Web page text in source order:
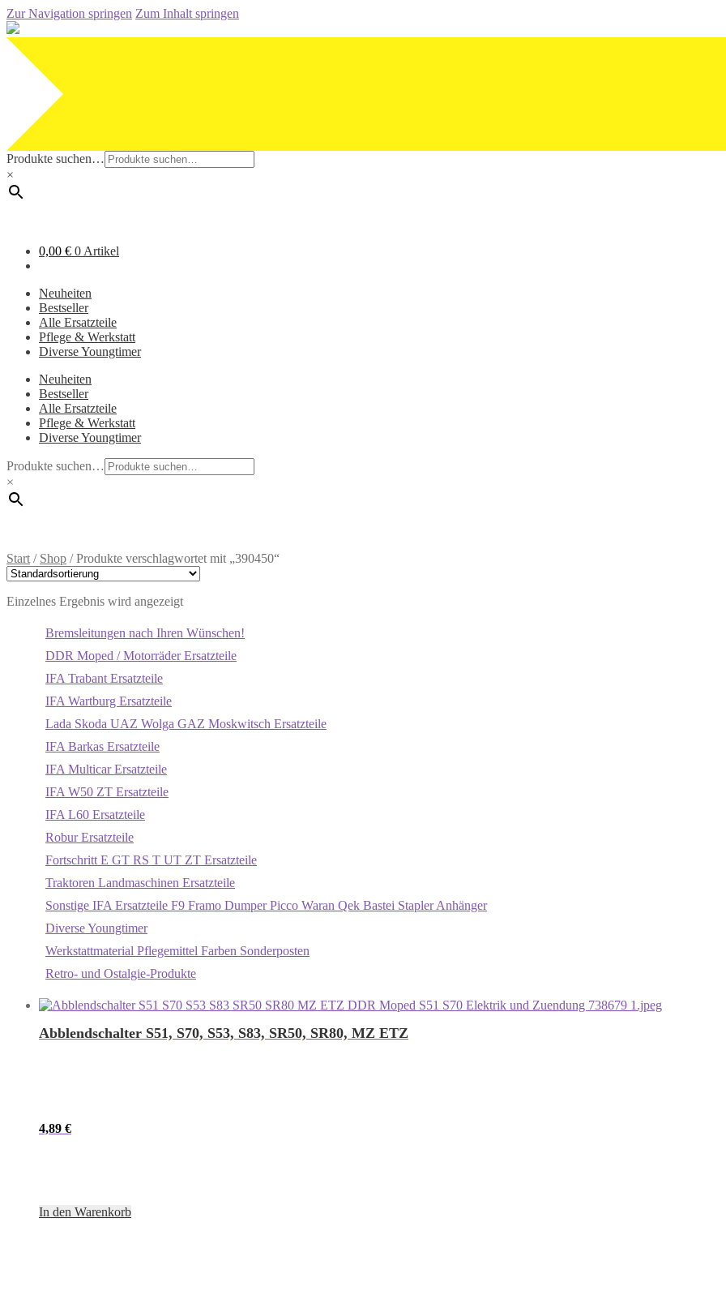
Zur Navigation springen Zum Inhalt springen
Produkte suchen…
×
0,00 € 0 Artikel
Neuheiten
Bestseller
Alle Ersatzteile
Pflege & Werkstatt
Diverse Youngtimer
Neuheiten
Bestseller
Alle Ersatzteile
Pflege & Werkstatt
Diverse Youngtimer
Produkte suchen…
×
Start / Shop /Produkte verschlagwortet mit „390450“
Einzelnes Ergebnis wird angezeigt
Bremsleitungen nach Ihren Wünschen!
DDR Moped / Motorräder Ersatzteile
IFA Trabant Ersatzteile
IFA Wartburg Ersatzteile
Lada Skoda UAZ Wolga GAZ Moskwitsch Ersatzteile
IFA Barkas Ersatzteile
IFA Multicar Ersatzteile
IFA W50 ZT Ersatzteile
IFA L60 Ersatzteile
Robur Ersatzteile
Fortschritt E GT RS T UT ZT Ersatzteile
Traktoren Landmaschinen Ersatzteile
Sonstige IFA Ersatzteile F9 Framo Dumper Picco Waran Qek Bastei Stapler Anhänger
Diverse Youngtimer
Werkstattmaterial Pflegemittel Farben Sonderposten
Retro- und Ostalgie-Produkte
Abblendschalter S51, S70, S53, S83, SR50, SR80, MZ ETZ
4,89 €
In den Warenkorb